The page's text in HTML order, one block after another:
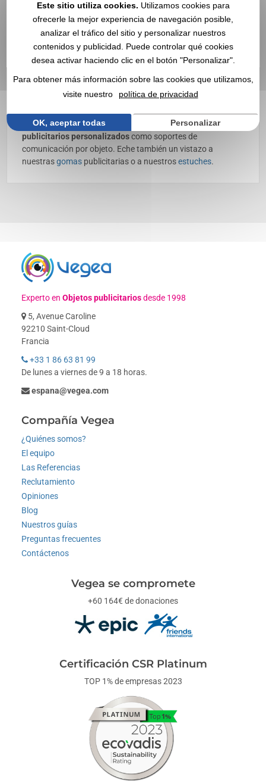
Tubo de pegamento
personalizado con logo |
Mayorista
Descubra nuestros
tubos de pegamento y barras de
publicitarios, personalizables con su logo ✔️
Suministros de oficina ✔️ Mayorista de artículos
publicitarios, obsequios y regalos de empresa desde 1998
Elija nuestrostubos de pegamento y barras de pegamento
publicitarios personalizadoscomo soportes de
comunicación por objeto. Eche también un vistazo a
nuestrasgomas publicitarias o a nuestrosestuches.
Experto enObjetos publicitariosdesde 1998
5, Avenue Caroline
92210 Saint-Cloud
Francia
+33 1 86 63 81 99
De lunes a viernes de 9 a 18 horas.
espana@vegea.com
Compañía Vegea
¿Quiénes somos?
El equipo
Las Referencias
Reclutamiento
Opiniones
Blog
Nuestros guías
Preguntas frecuentes
Contáctenos
Vegea se compromete
+60 164€ de donaciones
Certificación CSR Platinum
TOP 1% de empresas 2023
Este sitio utiliza cookies. Utilizamos cookies para
ofrecerle la mejor experiencia de navegación posible,
analizar el tráfico del sitio y personalizar nuestros
contenidos y publicidad. Puede controlar qué cookies
desea activar haciendo clic en el botón "Personalizar".
Para obtener más información sobre las cookies que utilizamos,
visite nuestro
política de privacidad
OK, aceptar todas Personalizar